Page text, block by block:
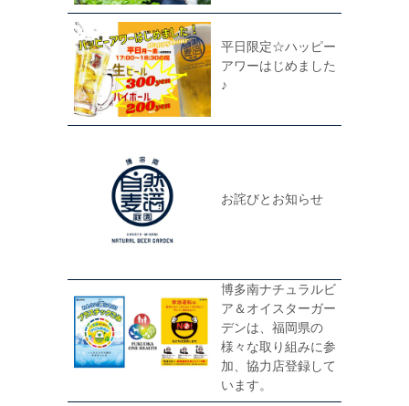
平日限定☆ハッピー
アワーはじめました
♪
お詫びとお知らせ
博多南ナチュラルビ
ア＆オイスターガー
デンは、福岡県の
様々な取り組みに参
加、協力店登録して
います。